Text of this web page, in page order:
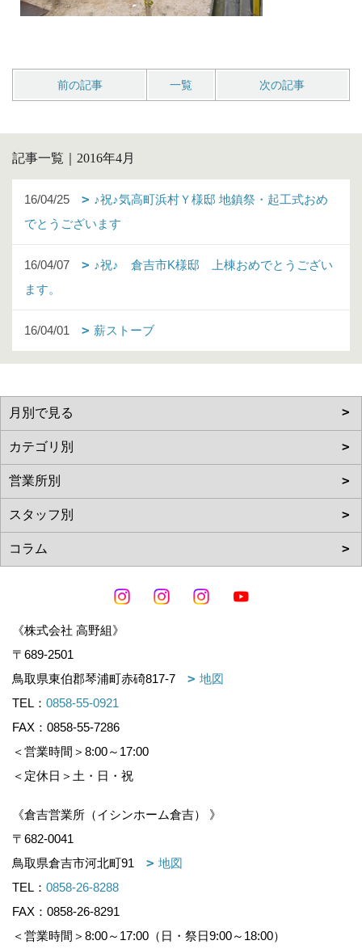
前の記事 一覧 次の記事
記事一覧｜2016年4月
16/04/25
♪祝♪気高町浜村Ｙ様邸 地鎮祭・起工式おめ
でとうございます
16/04/07
♪祝♪ 倉吉市K様邸 上棟おめでとうござい
ます。
16/04/01 薪ストーブ
《株式会社 高野組》
〒689-2501
鳥取県東伯郡琴浦町赤碕817-7
地図
TEL： 0858-55-0921
FAX：0858-55-7286
＜営業時間＞8:00～17:00
＜定休日＞土・日・祝
《倉吉営業所（イシンホーム倉吉） 》
〒682-0041
鳥取県倉吉市河北町91
地図
TEL： 0858-26-8288
FAX：0858-26-8291
＜営業時間＞8:00～17:00（日・祭日9:00～18:00）